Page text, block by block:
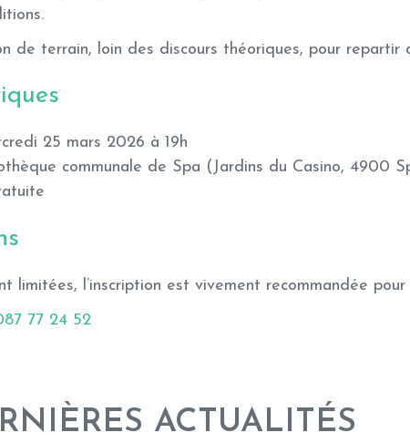
de terrain, loin des discours théoriques, pour repartir
25 mars 2026 à 19h
communale de Spa (Jardins du Casino, 4900
limitées, l’inscription est vivement recommandée
77 24 52
ACTUALITÉS